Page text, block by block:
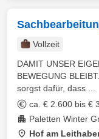
Vollzeit
DAMIT UNSER
BEWEGUNG
sorgst dafür, dass ...
ca. € 2.600 bis €
Paletten Winter
Hof am